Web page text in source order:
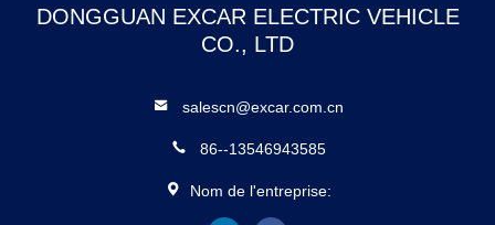
DONGGUAN EXCAR ELECTRIC VEHICLE
CO., LTD
salescn@excar.com.cn
86--13546943585
Nom de l'entreprise: